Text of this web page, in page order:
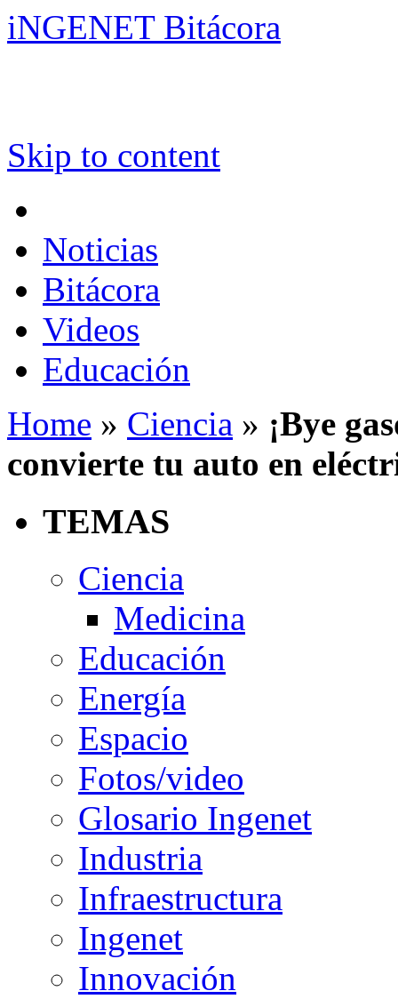
iNGENET Bitácora
Skip to content
Noticias
Bitácora
Videos
Educación
Home » Ciencia » ¡Bye
convierte tu auto en
TEMAS
Ciencia
Medicina
Educación
Energía
Espacio
Fotos/video
Glosario Ingenet
Industria
Infraestructura
Ingenet
Innovación